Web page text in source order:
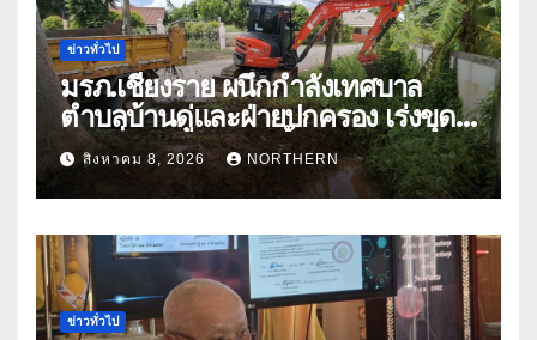
ข่าวทั่วไป
มรภ.เชียงราย ผนึกกำลังเทศบาล
ตำบลบ้านดู่และฝ่ายปกครอง เร่งขุด
ลอกสิ่งกีดขวางทางน้ำ ป้องกันและลด
ปัญหาน้ำท่วม
สิงหาคม 8, 2026 NORTHERN
ข่าวทั่วไป